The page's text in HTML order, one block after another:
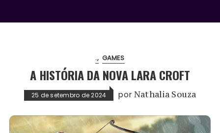
. GAMES
A HISTÓRIA DA NOVA LARA CROFT
25 de setembro de 2024 porNathalia Souza